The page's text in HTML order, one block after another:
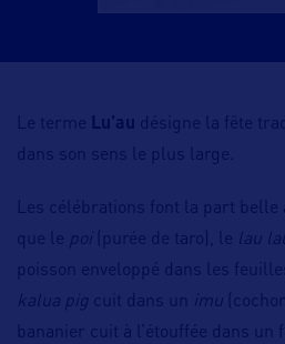
Le terme Lu’au désigne la fête
dans son sens le plus large.
Les célébrations font la part belle
que le poi (purée de taro), le lau
poisson enveloppé dans les
kalua pig cuit dans un imu
bananier cuit à l’étouffée dans un